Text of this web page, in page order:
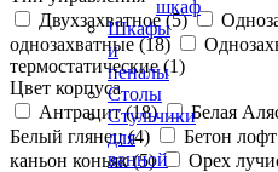
шкаф
Шкафы
и
пеналы
Столы
Стульчики
для
ванной
Двухзахватное (5)
однозахватные (18)
термостатические (1)
Цвет корпуса
Антрацит (18) Белая
Белый глянец (4) Бетон
каньон коньяк (5) Орех